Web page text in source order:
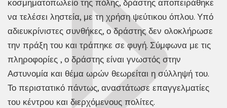
κοσμηματοπωλείο της πόλης, δράστης αποπειράθηκε
να τελέσει ληστεία, με τη χρήση ψεύτικου όπλου. Υπό
αδιευκρίνιστες συνθήκες, ο δράστης δεν ολοκλήρωσε
την πράξη του και τράπηκε σε φυγή. Σύμφωνα με τις
πληροφορίες , ο δράστης είναι γνωστός στην
Αστυνομία και θέμα ωρών θεωρείται η σύλληψή του.
Το περιστατικό πάντως, αναστάτωσε επαγγελματίες
του κέντρου και διερχόμενους πολίτες.